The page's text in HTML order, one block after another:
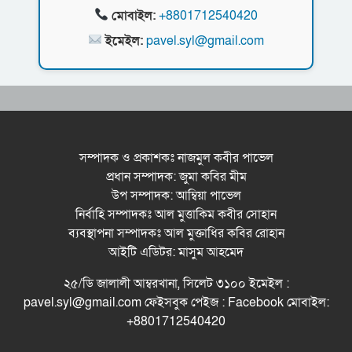
নর্থ ইস্ট ইউনিভার্সিটিতে রচনা ও আবৃত্তি
প্রতিযোগিতার পুরষ্কার বিতরণী অনুষ্ঠিত
সিকৃবি’তে জুলাই গণ-অভ্যুত্থান দিবস উপলক্ষে
উদ্বোধন করলেন মন্ত্রী মুক্তাদির
বড়লেখায় জুলাই শহীদদের স্মরণে সহকারী শিক্ষক
সমিতির মাসব্যাপী বৃক্ষরোপণ কর্মসূচির উদ্বোধন
মোবাইল:+8801712540420
ইমেইল:pavel.syl@gmail.com
সম্পাদক ও প্রকাশকঃ নাজমুল কবীর পাভেল
প্রধান সম্পাদক: জুমা কবির মীম
উপ সম্পাদক: আম্বিয়া পাভেল
নির্বাহি সম্পাদকঃ আল মুত্তাকিম কবীর সোহান
ব্যবস্থাপনা সম্পাদকঃ আল মুক্তাধির কবির রোহান
আইটি এডিটর: মাসুম আহমেদ
২৫/ডি জালালী আম্বরখানা, সিলেট ৩১০০ ইমেইল :
pavel.syl@gmail.com ফেইসবুক পেইজ : Facebook মোবাইল:
+8801712540420